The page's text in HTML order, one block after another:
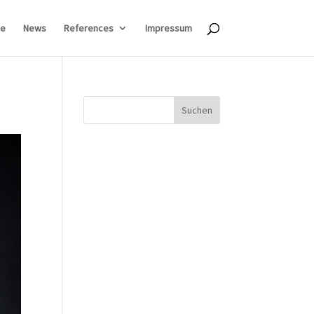
News References Impressum